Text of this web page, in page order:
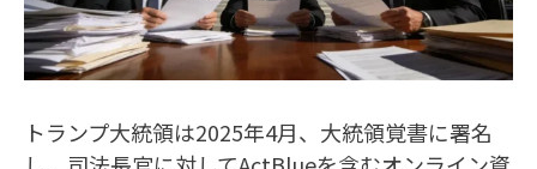
トランプ大統領は2025年4月、大統領覚書に署名